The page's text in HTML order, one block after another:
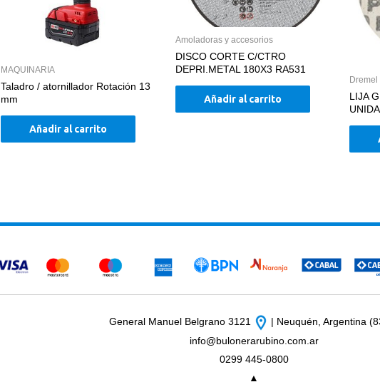
MAQUINARIA
Taladro / atornillador Rotación 13
mm
Añadir al carrito
Amoladoras y accesorios
DISCO CORTE C/CTRO
DEPRI.METAL 180X3 RA531
Añadir al carrito
Dremel
LIJA
General Manuel Belgrano 3121
| Neuquén, Argentina
info@bulonerarubino.com.ar
0299 445-0800
▲